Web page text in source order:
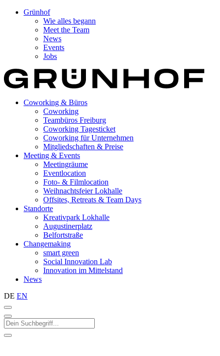
Grünhof
Wie alles begann
Meet the Team
News
Events
Jobs
Coworking & Büros
Coworking
Teambüros Freiburg
Coworking Tagesticket
Coworking für Unternehmen
Mitgliedschaften & Preise
Meeting & Events
Meetingräume
Eventlocation
Foto- & Filmlocation
Weihnachtsfeier Lokhalle
Offsites, Retreats & Team Days
Standorte
Kreativpark Lokhalle
Augustinerplatz
Belfortstraße
Changemaking
smart green
Social Innovation Lab
Innovation im Mittelstand
News
DE EN